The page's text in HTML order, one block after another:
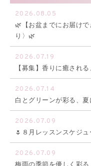
2026.08.05
🌿【お盆までにお届け
り〉🌿
2026.07.19
【募集】香りに癒され
2026.07.14
白とグリーンが彩る、
2026.07.09
🌷８月レッスンスケジュ
2026.07.09
梅雨の季節を優しく彩